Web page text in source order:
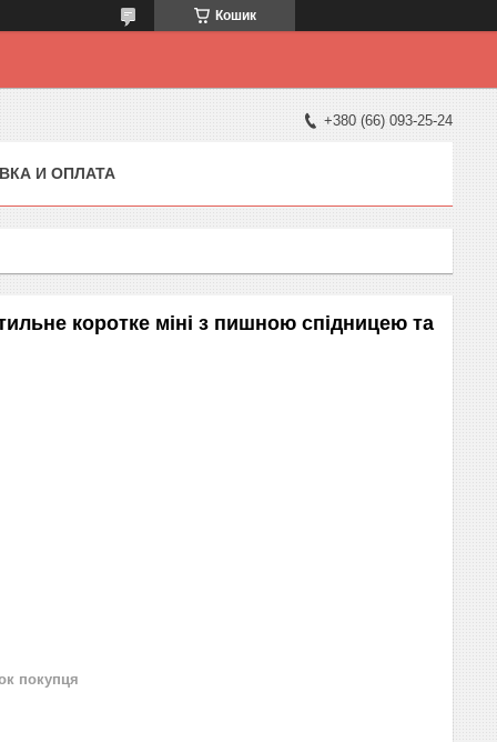
Кошик
+380 (66) 093-25-24
И ОПЛАТА
коротке міні з пишною спідницею та
покупця